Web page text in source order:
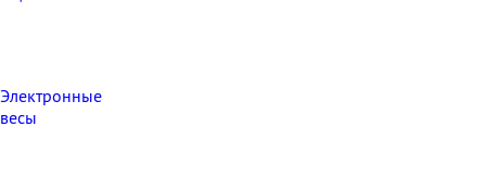
Электронные
весы